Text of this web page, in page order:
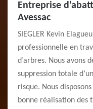
Entreprise
Avessac
SIEGLER Kevin
professionnelle en
d’arbres. Nous avons
suppression totale
risque. Nous
bonne réalisation des